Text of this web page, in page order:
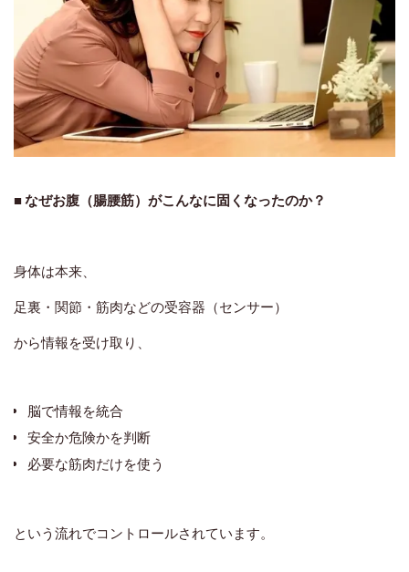
■ なぜお腹（腸腰筋）がこんなに固くなったのか？
身体は本来、
足裏・関節・筋肉などの受容器（センサー）
から情報を受け取り、
脳で情報を統合
安全か危険かを判断
必要な筋肉だけを使う
という流れでコントロールされています。